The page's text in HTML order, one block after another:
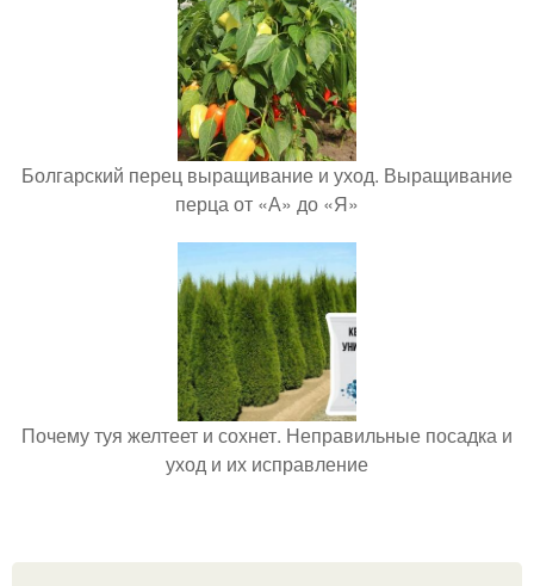
Болгарский перец выращивание и уход. Выращивание
перца от «А» до «Я»
Почему туя желтеет и сохнет. Неправильные посадка и
уход и их исправление